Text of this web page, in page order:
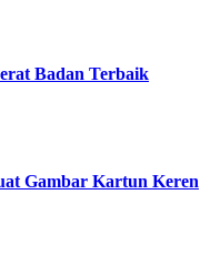
Badan Terbaik
Gambar Kartun Keren